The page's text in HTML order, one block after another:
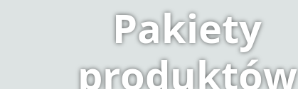
Pakiety
produktów